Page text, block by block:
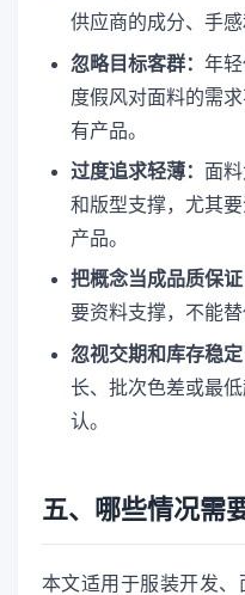
供应商的成分、手
忽略目标客群： 年
度假风对面料的需
有产品。
过度追求轻薄： 面
和版型支撑，尤其
产品。
把概念当成品质保证
要资料支撑，不能
忽视交期和库存稳定
长、批次色差或最
认。
五、哪些情况需
本文适用于服装开发